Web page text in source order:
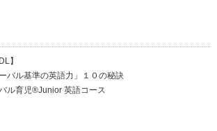
】
ーバル基準の英語力」１０の秘訣
ル育児®Junior 英語コース